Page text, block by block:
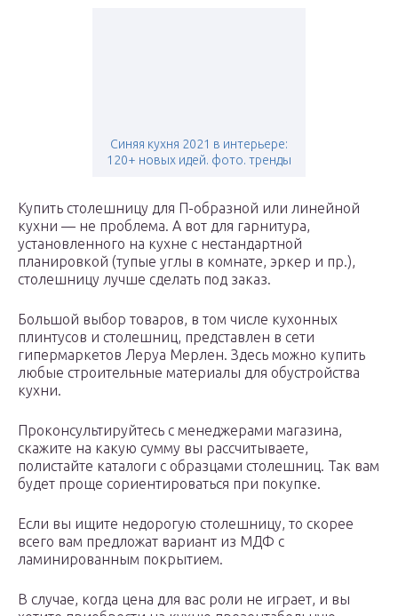
Синяя кухня 2021 в интерьере:
120+ новых идей. фото. тренды
Купить столешницу для П-образной или линейной
кухни — не проблема. А вот для гарнитура,
установленного на кухне с нестандартной
планировкой (тупые углы в комнате, эркер и пр.),
столешницу лучше сделать под заказ.
Большой выбор товаров, в том числе кухонных
плинтусов и столешниц, представлен в сети
гипермаркетов Леруа Мерлен. Здесь можно купить
любые строительные материалы для обустройства
кухни.
Проконсультируйтесь с менеджерами магазина,
скажите на какую сумму вы рассчитываете,
полистайте каталоги с образцами столешниц. Так вам
будет проще сориентироваться при покупке.
Если вы ищите недорогую столешницу, то скорее
всего вам предложат вариант из МДФ с
ламинированным покрытием.
В случае, когда цена для вас роли не играет, и вы